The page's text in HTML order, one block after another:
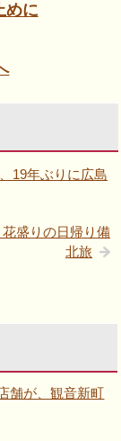
めに
19年ぶりに広島
盛りの日帰り備
北旅
舗が、観音新町